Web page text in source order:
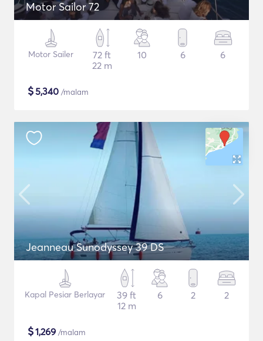
Motor Sailor 72
Motor Sailer
72 ft
22 m
10 6 6
$5,340 /malam
Jeanneau Sunodyssey 39 DS
Kapal Pesiar Berlayar
39 ft
12 m
6 2 2
$1,269 /malam